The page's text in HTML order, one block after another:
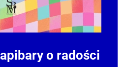
o radości